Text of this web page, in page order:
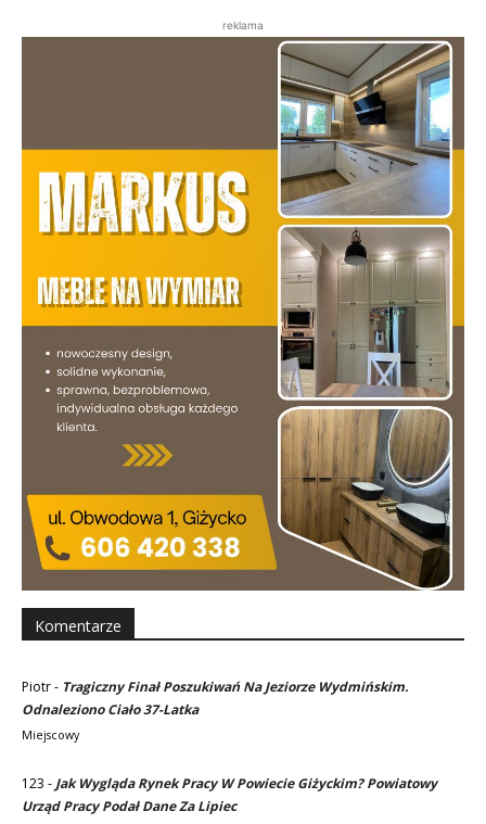
reklama
Komentarze
Piotr- Tragiczny Finał Poszukiwań Na Jeziorze Wydmińskim.
Odnaleziono Ciało 37-Latka
Miejscowy
123 -Jak Wygląda Rynek Pracy W Powiecie Giżyckim? Powiatowy
Urząd Pracy Podał Dane Za Lipiec